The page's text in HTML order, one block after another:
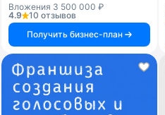
Вложения 3 500 000 ₽
4.9
10 отзывов
Получить бизнес-план